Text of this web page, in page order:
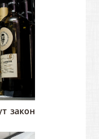
закон